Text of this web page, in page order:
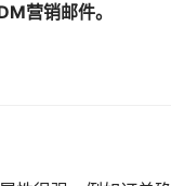
营销邮件。